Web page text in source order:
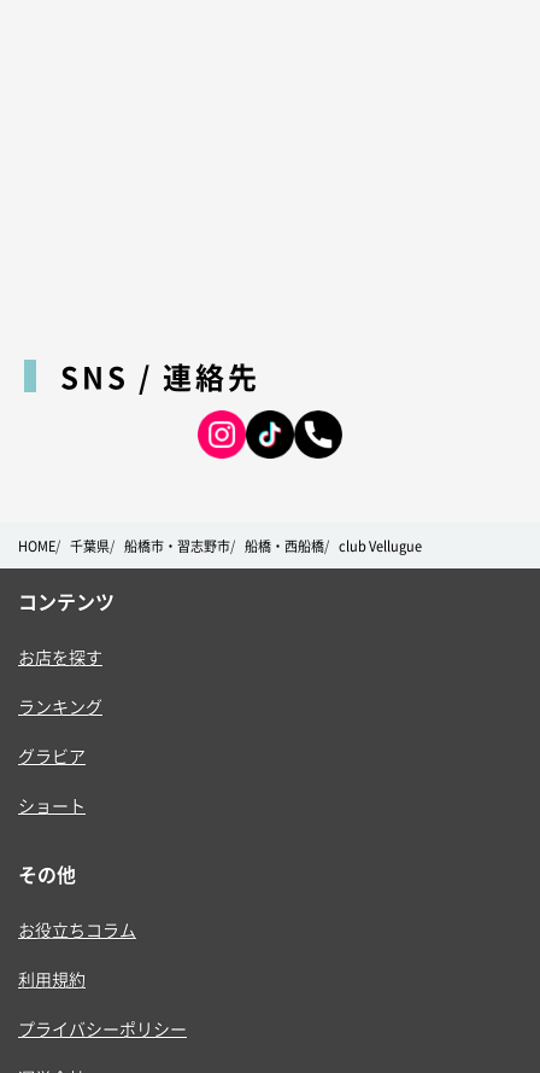
SNS / 連絡先
HOME 千葉県 船橋市・習志野市 船橋・西船橋 club Vellugue
コンテンツ
お店を探す
ランキング
グラビア
ショート
その他
お役立ちコラム
利用規約
プライバシーポリシー